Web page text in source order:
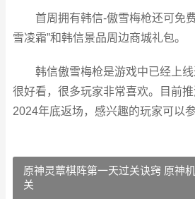
首周拥有韩信-傲雪梅枪还可免
雪凌霜”和韩信景品周边商城礼包。
韩信傲雪梅枪是游戏中已经上
很好看，很多玩家非常喜欢。目前
2024年底返场，感兴趣的玩家可以
原神灵蕈棋阵第一天过关诀窍 原神
关